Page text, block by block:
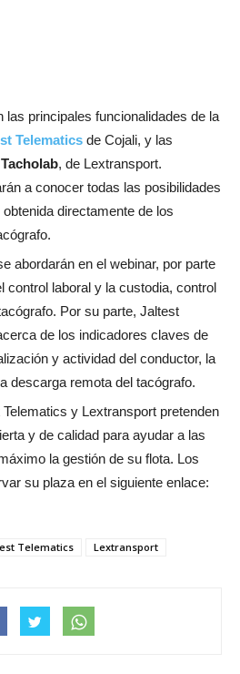
las principales funcionalidades de la
Telematics de Cojali, y las
, de Lextransport.
a conocer todas las posibilidades
directamente de los
abordarán en el webinar, por parte
control laboral y la custodia, control
Por su parte, Jaltest
de los indicadores claves de
y actividad del conductor, la
descarga remota del tacógrafo.
y Lextransport pretenden
y de calidad para ayudar a las
la gestión de su flota. Los
su plaza en el siguiente enlace:
Telematics Lextransport